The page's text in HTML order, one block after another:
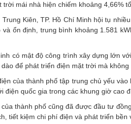
trời mái nhà hiện chiếm khoảng 4,66%
Kiên, TP. Hồ Chí Minh hội tụ
ổn định, trung bình khoảng 1.581
có mật độ công trình xây dựng lớn
để phát triển điện mặt trời mà
của thành phố tập trung chủ yếu
điện quốc gia trong các khung giờ cao
thành phố cũng đã được đầu tư
tiết kiệm chi phí điện và phát triển